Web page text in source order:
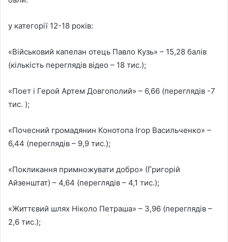
у категорії 12-18 років:
«Військовий капелан отець Павло Кузь» – 15,28 балів
(кількість переглядів відео – 18 тис.);
«Поет і Герой Артем Довгополий» – 6,66 (переглядів -7
тис. );
«Почесний громадянин Конотопа Ігор Васильченко» –
6,44 (переглядів – 9,9 тис.);
«Покликання примножувати добро» (Григорій
Айзенштат) – 4,64 (переглядів – 4,1 тис.);
«Життєвий шлях Ніколо Петраша» – 3,96 (переглядів –
2,6 тис.);